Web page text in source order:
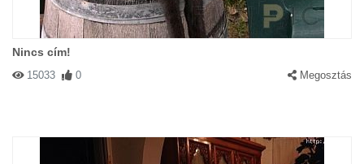
Nincs cím!
15033 0 Megosztás